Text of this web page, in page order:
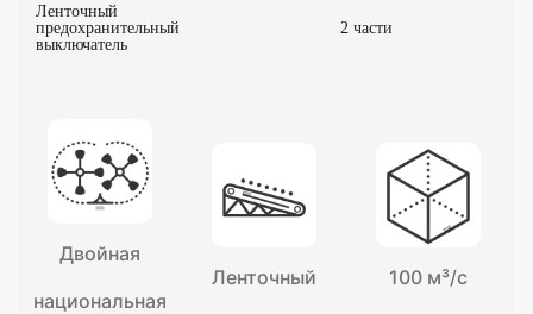
Ленточный
предохранительный
выключатель
2 части
Двойная
национальная
Ленточный 100 м³/с